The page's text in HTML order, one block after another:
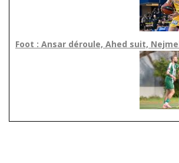
Foot : Ansar déroule, Ahed suit,